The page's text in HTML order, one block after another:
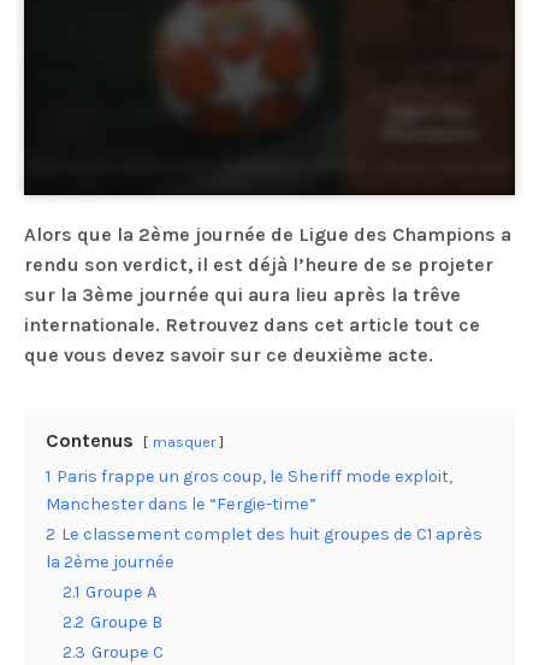
Alors que la 2ème journée de Ligue des Champions a
rendu son verdict, il est déjà l’heure de se projeter
sur la 3ème journée qui aura lieu après la trêve
internationale. Retrouvez dans cet article tout ce
que vous devez savoir sur ce deuxième acte.
Contenus masquer
1 Paris frappe un gros coup, le Sheriff mode exploit,
Manchester dans le “Fergie-time”
2 Le classement complet des huit groupes de C1 après
la 2ème journée
2.1 Groupe A
2.2 Groupe B
2.3 Groupe C